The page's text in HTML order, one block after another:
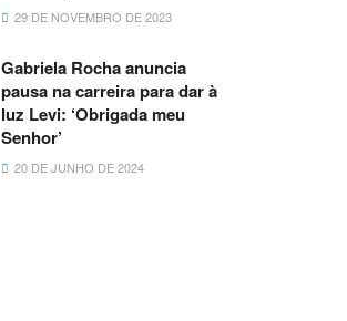
29 DE NOVEMBRO DE 2023
Gabriela Rocha anuncia
pausa na carreira para dar à
luz Levi: ‘Obrigada meu
Senhor’
20 DE JUNHO DE 2024